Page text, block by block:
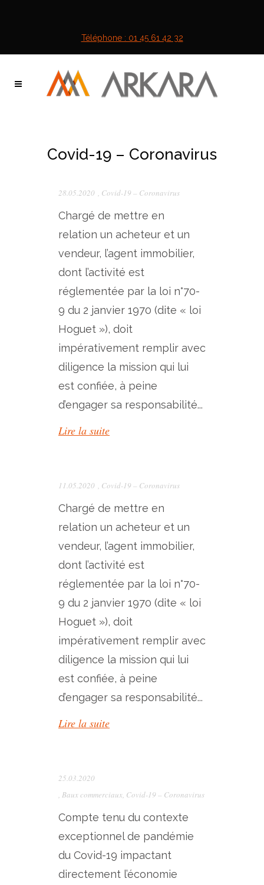
Téléphone : 01 45 61 42 32
Covid-19 – Coronavirus
28.05.2020 , Covid-19 – Coronavirus
Chargé de mettre en
relation un acheteur et un
vendeur, l’agent immobilier,
dont l’activité est
réglementée par la loi n°70-
9 du 2 janvier 1970 (dite « loi
Hoguet »), doit
impérativement remplir avec
diligence la mission qui lui
est confiée, à peine
d’engager sa responsabilité...
Lire la suite
11.05.2020 , Covid-19 – Coronavirus
Chargé de mettre en
relation un acheteur et un
vendeur, l’agent immobilier,
dont l’activité est
réglementée par la loi n°70-
9 du 2 janvier 1970 (dite « loi
Hoguet »), doit
impérativement remplir avec
diligence la mission qui lui
est confiée, à peine
d’engager sa responsabilité...
Lire la suite
25.03.2020
, Baux commerciaux, Covid-19 – Coronavirus
Compte tenu du contexte
exceptionnel de pandémie
du Covid-19 impactant
directement l’économie